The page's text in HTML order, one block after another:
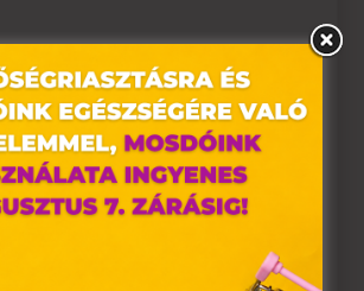
kat (továbbiakban „süti")
olyan fájlok, melyek információt tárolnak
Ehhez az Ön hozzájárulása
hírközlésről szóló 2003. évi C.
kereskedelmi szolgáltatások, az
összefüggő szolgáltatások